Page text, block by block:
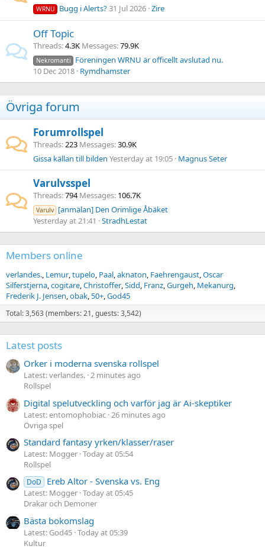
WRNU Bugg i Alerts?31 Jul 2026 Zire
Off Topic
Threads 4.3K Messages 79.9K
Nekromanti
Föreningen WRNU är officellt avslutad nu.
10 Dec 2018 Rymdhamster
Övriga forum
Forumrollspel
Threads 223 Messages 30.9K
Gissa källan till bilden Yesterday at 19:05 Magnus Seter
Varulvsspel
Threads 794 Messages 106.7K
Varulv [anmälan] Den Orimlige Åbäket
Yesterday at 21:41
StradhLestat
Members online
verlandes. Lemur tupelo Paal aknaton Faehrengaust Oscar
Silferstjerna cogitare Christoffer Sidd Franz Gurgeh Mekanurg
Frederik J. Jensen obak 50+ God45
Total: 3,563 (members: 21, guests: 3,542)
Latest posts
Orker i moderna svenska rollspel
Latest: verlandes. 2 minutes ago
Rollspel
Digital spelutveckling och varför jag är Ai-skeptiker
Latest: entomophobiac 26 minutes ago
Övriga spel
Standard fantasy yrken/klasser/raser
Latest: Mogger Today at 05:54
Rollspel
DoD Ereb Altor - Svenska vs. Eng
Latest: Mogger Today at 05:45
Drakar och Demoner
Bästa bokomslag
Latest: God45 Today at 05:39
Kultur